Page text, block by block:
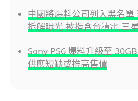
中國將爆料公司列入黑名單
拆解曝光 被指含台積電,三
Sony PS6 爆料升級至
供應短缺或推高售價